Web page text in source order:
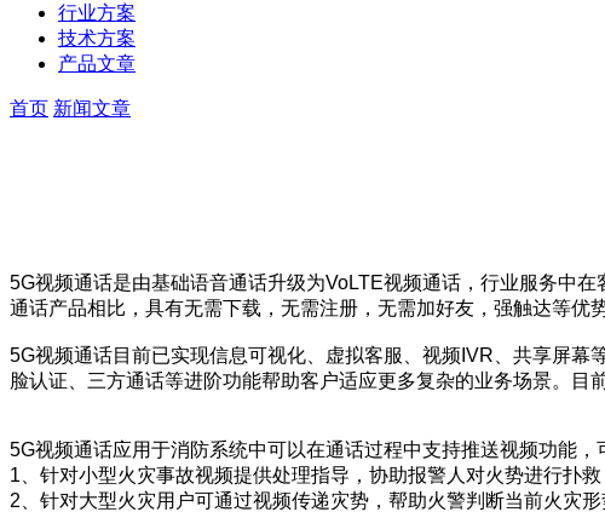
行业方案
技术方案
产品文章
首页 新闻文章
5G视频通话是由基础语音通话升级为VoLTE视频通话，行业服务中
通话产品相比，具有无需下载，无需注册，无需加好友，强触达等优势
5G视频通话目前已实现信息可视化、虚拟客服、视频IVR、共享屏幕
脸认证、三方通话等进阶功能帮助客户适应更多复杂的业务场景。目
5G视频通话应用于消防系统中可以在通话过程中支持推送视频功能
1、针对小型火灾事故视频提供处理指导，协助报警人对火势进行扑救
2、针对大型火灾用户可通过视频传递灾势，帮助火警判断当前火灾形